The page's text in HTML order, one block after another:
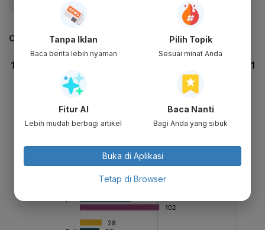
CEK JUGA DATA INI
Tanpa Iklan
Baca berita lebih nyaman
Pilih Topik
Sesuai minat Anda
Fitur AI
Lebih mudah berbagi artikel
Baca Nanti
Bagi Anda yang sibuk
Buka di Aplikasi
Tetap di Browser